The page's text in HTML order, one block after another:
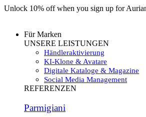
Unlock 10% off when you sign up for
Für Marken
UNSERE LEISTUNGEN
Händleraktivierung
KI-Klone & Avatare
Digitale Kataloge & Magazine
Social Media Management
REFERENZEN
Parmigiani